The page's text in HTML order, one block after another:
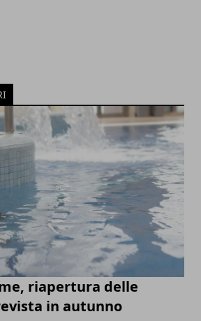
riapertura delle
in autunno